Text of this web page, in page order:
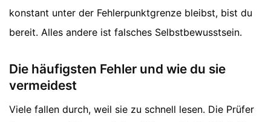
konstant unter der Fehlerpunktgrenze bleibst, bist du
bereit. Alles andere ist falsches Selbstbewusstsein.
Die häufigsten Fehler und wie du sie
vermeidest
Viele fallen durch, weil sie zu schnell lesen. Die Prüfer